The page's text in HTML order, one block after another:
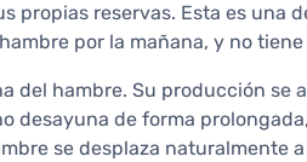
propias reservas. Esta es una
por la mañana, y no
del hambre. Su producción se
desayuna de forma
se desplaza naturalmente